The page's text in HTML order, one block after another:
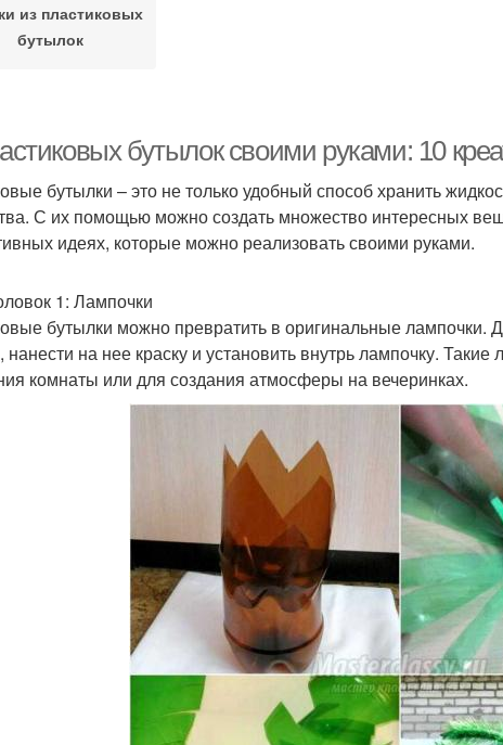
из пластиковых
бутылок
бутылок своими руками: 10
бутылки – это не только удобный способ хранить
С их помощью можно создать множество интересных
идеях, которые можно реализовать своими руками.
1: Лампочки
бутылки можно превратить в оригинальные лампочки.
нанести на нее краску и установить внутрь лампочку.
комнаты или для создания атмосферы на вечеринках.